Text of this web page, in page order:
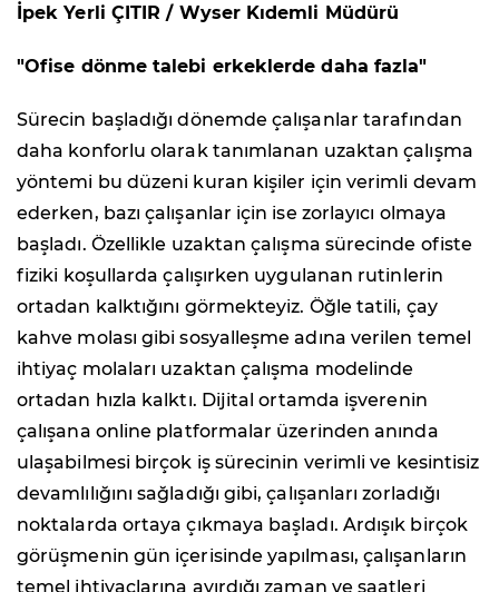
İpek Yerli ÇITIR / Wyser Kıdemli Müdürü
"Ofise dönme talebi erkeklerde daha fazla"
Sürecin başladığı dönemde çalışanlar tarafından
daha konforlu olarak tanımlanan uzaktan çalışma
yöntemi bu düzeni kuran kişiler için verimli devam
ederken, bazı çalışanlar için ise zorlayıcı olmaya
başladı. Özellikle uzaktan çalışma sürecinde ofiste
fiziki koşullarda çalışırken uygulanan rutinlerin
ortadan kalktığını görmekteyiz. Öğle tatili, çay
kahve molası gibi sosyalleşme adına verilen temel
ihtiyaç molaları uzaktan çalışma modelinde
ortadan hızla kalktı. Dijital ortamda işverenin
çalışana online platformalar üzerinden anında
ulaşabilmesi birçok iş sürecinin verimli ve kesintisiz
devamlılığını sağladığı gibi, çalışanları zorladığı
noktalarda ortaya çıkmaya başladı. Ardışık birçok
görüşmenin gün içerisinde yapılması, çalışanların
temel ihtiyaçlarına ayırdığı zaman ve saatleri